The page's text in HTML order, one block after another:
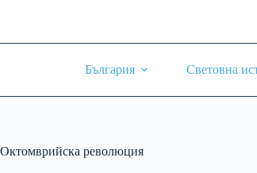
България Световна
Октомврийска революция